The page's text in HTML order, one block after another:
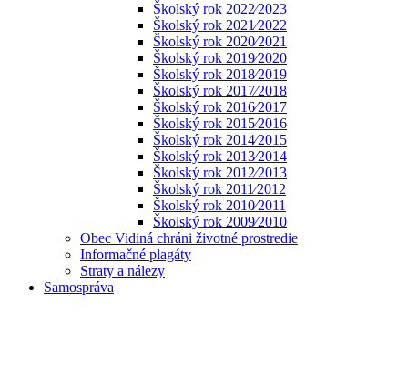
Školský rok 2022⁄2023
Školský rok 2021⁄2022
Školský rok 2020⁄2021
Školský rok 2019⁄2020
Školský rok 2018⁄2019
Školský rok 2017⁄2018
Školský rok 2016⁄2017
Školský rok 2015⁄2016
Školský rok 2014⁄2015
Školský rok 2013⁄2014
Školský rok 2012⁄2013
Školský rok 2011⁄2012
Školský rok 2010⁄2011
Školský rok 2009⁄2010
Obec Vidiná chráni životné prostredie
Informačné plagáty
Straty a nálezy
Samospráva